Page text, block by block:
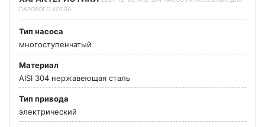
ПАРОВОГО КОТЛА
Тип насоса
многоступенчатый
Материал
AISI 304 нержавеющая сталь
Тип привода
электрический